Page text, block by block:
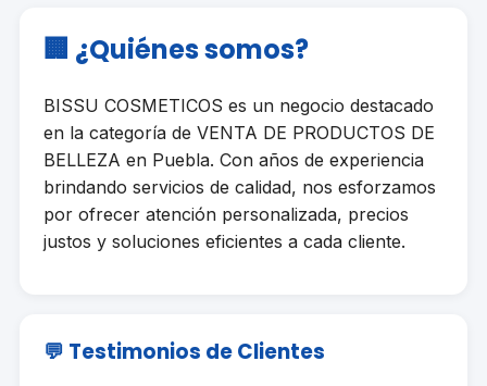
🏢 ¿Quiénes somos?
BISSU COSMETICOS es un negocio destacado
en la categoría de VENTA DE PRODUCTOS DE
BELLEZA en Puebla. Con años de experiencia
brindando servicios de calidad, nos esforzamos
por ofrecer atención personalizada, precios
justos y soluciones eficientes a cada cliente.
💬 Testimonios de Clientes